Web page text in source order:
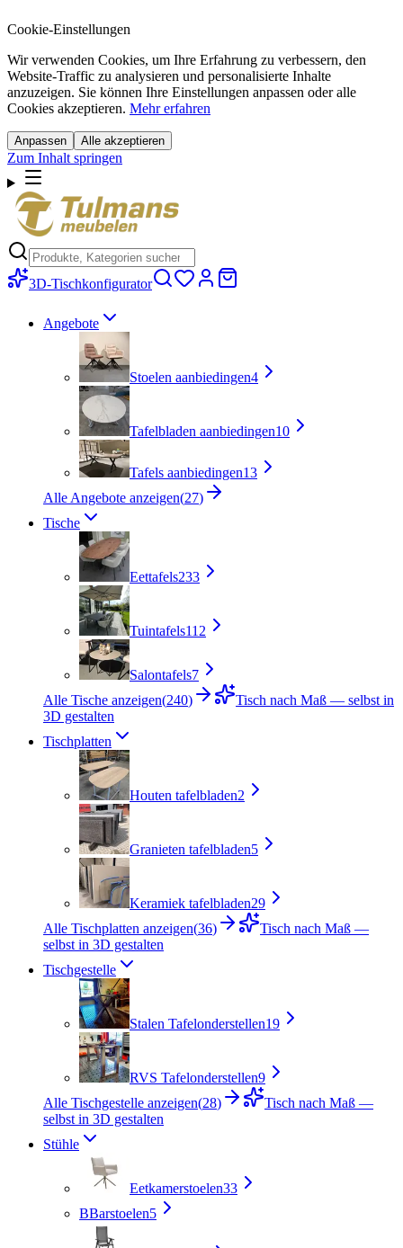
Cookie-Einstellungen
Wir verwenden Cookies, um Ihre Erfahrung zu verbessern, den
Website-Traffic zu analysieren und personalisierte Inhalte
anzuzeigen. Sie können Ihre Einstellungen anpassen oder alle
Cookies akzeptieren. Mehr erfahren
Anpassen Alle akzeptieren
Zum Inhalt springen
3D-Tischkonfigurator
Angebote
Stoelen aanbiedingen4
Tafelbladen aanbiedingen10
Tafels aanbiedingen13
Alle Angebote anzeigen(27)
Tische
Eettafels233
Tuintafels112
Salontafels7
Alle Tische anzeigen(240)
Tisch nach Maß — selbst in
3D gestalten
Tischplatten
Houten tafelbladen2
Granieten tafelbladen5
Keramiek tafelbladen29
Alle Tischplatten anzeigen(36)
Tisch nach Maß —
selbst in 3D gestalten
Tischgestelle
Stalen Tafelonderstellen19
RVS Tafelonderstellen9
Alle Tischgestelle anzeigen(28)
Tisch nach Maß —
selbst in 3D gestalten
Stühle
Eetkamerstoelen33
BBarstoelen5